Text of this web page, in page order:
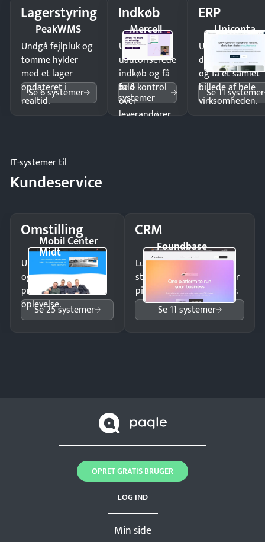
Lagerstyring
PeakWMS
Undgå fejlpluk og
tomme hylder
med et lager
opdateret i
realtid.
Se 6 systemer
Indkøb
Mercell
Undgå
uautoriserede
indkøb og få
fuld kontrol
over
leverandører
Se 6
systemer
ERP
Uniconta
Undgå
og få ét samlet
billede af hele
virksomheden.
Se 11 systemer
IT-systemer til
Kundeservice
Omstilling
Mobil Center
Midt
Undgå tabte opkald
og giv kunderne en
professionel
oplevelse.
Se 25 systemer
CRM
Foundbase
Luk flere salg med et
struktureret overblik over
pipeline og opfølgninger.
Se 11 systemer
Min side
LOG IND
OPRET GRATIS BRUGER